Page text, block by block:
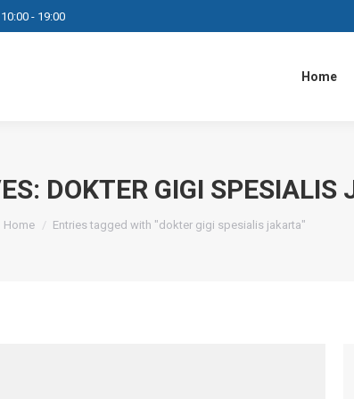
- 19:00
Home
DOKTER GIGI SPESIALIS
You are here:
Home Entries tagged with "dokter gigi spesialis jakarta"